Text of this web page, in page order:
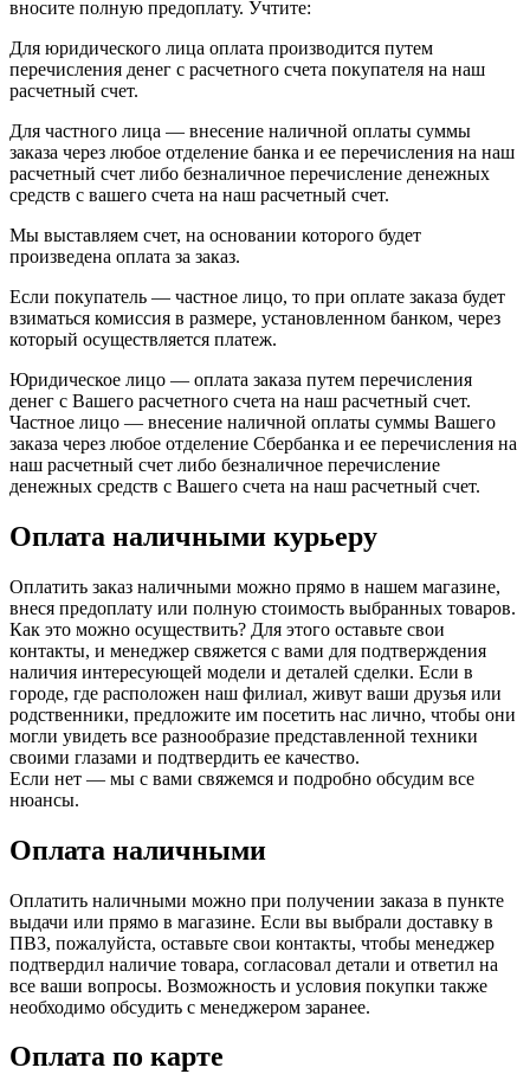
вносите полную предоплату. Учтите:
Для юридического лица оплата производится путем
перечисления денег с расчетного счета покупателя на наш
расчетный счет.
Для частного лица — внесение наличной оплаты суммы
заказа через любое отделение банка и ее перечисления на наш
расчетный счет либо безналичное перечисление денежных
средств с вашего счета на наш расчетный счет.
Мы выставляем счет, на основании которого будет
произведена оплата за заказ.
Если покупатель — частное лицо, то при оплате заказа будет
взиматься комиссия в размере, установленном банком, через
который осуществляется платеж.
Юридическое лицо — оплата заказа путем перечисления
денег с Вашего расчетного счета на наш расчетный счет.
Частное лицо — внесение наличной оплаты суммы Вашего
заказа через любое отделение Сбербанка и ее перечисления на
наш расчетный счет либо безналичное перечисление
денежных средств с Вашего счета на наш расчетный счет.
Оплата наличными курьеру
Оплатить заказ наличными можно прямо в нашем магазине,
внеся предоплату или полную стоимость выбранных товаров.
Как это можно осуществить? Для этого оставьте свои
контакты, и менеджер свяжется с вами для подтверждения
наличия интересующей модели и деталей сделки. Если в
городе, где расположен наш филиал, живут ваши друзья или
родственники, предложите им посетить нас лично, чтобы они
могли увидеть все разнообразие представленной техники
своими глазами и подтвердить ее качество.
Если нет — мы с вами свяжемся и подробно обсудим все
нюансы.
Оплата наличными
Оплатить наличными можно при получении заказа в пункте
выдачи или прямо в магазине. Если вы выбрали доставку в
ПВЗ, пожалуйста, оставьте свои контакты, чтобы менеджер
подтвердил наличие товара, согласовал детали и ответил на
все ваши вопросы. Возможность и условия покупки также
необходимо обсудить с менеджером заранее.
Оплата по карте